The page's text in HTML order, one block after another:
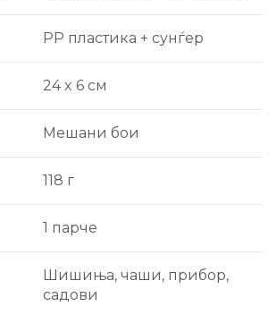
PP пластика + сунѓер
24 x 6 см
Мешани бои
118 г
1 парче
Шишиња, чаши, прибор,
садови